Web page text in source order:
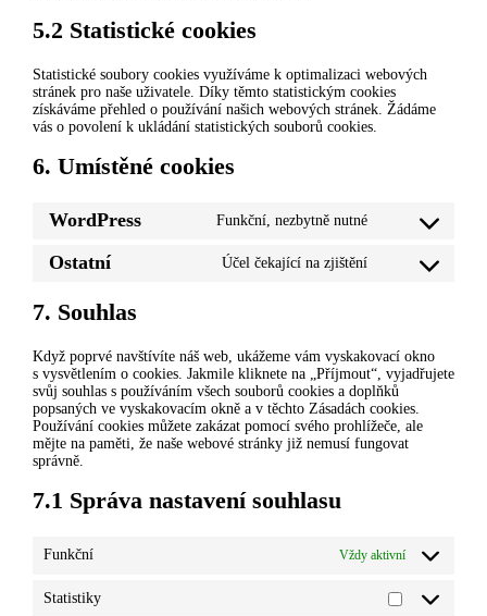
5.2 Statistické cookies
Statistické soubory cookies využíváme k optimalizaci webových
stránek pro naše uživatele. Díky těmto statistickým cookies
získáváme přehled o používání našich webových stránek. Žádáme
vás o povolení k ukládání statistických souborů cookies.
6. Umístěné cookies
WordPress Funkční, nezbytně nutné
Consent
service
Ostatní Účel čekající na zjištění
Consent
7. Souhlas
Když poprvé navštívíte náš web, ukážeme vám vyskakovací okno
s vysvětlením o cookies. Jakmile kliknete na „Příjmout“, vyjadřujete
svůj souhlas s používáním všech souborů cookies a doplňků
popsaných ve vyskakovacím okně a v těchto Zásadách cookies.
Používání cookies můžete zakázat pomocí svého prohlížeče, ale
mějte na paměti, že naše webové stránky již nemusí fungovat
správně.
7.1 Správa nastavení souhlasu
Funkční Vždy aktivní
Statistiky Statistiky